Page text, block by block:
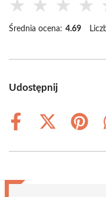
★ ★ ★ ★
Średnia ocena: 4.69
Udostępnij
Share
Share
(Twitter)
Share